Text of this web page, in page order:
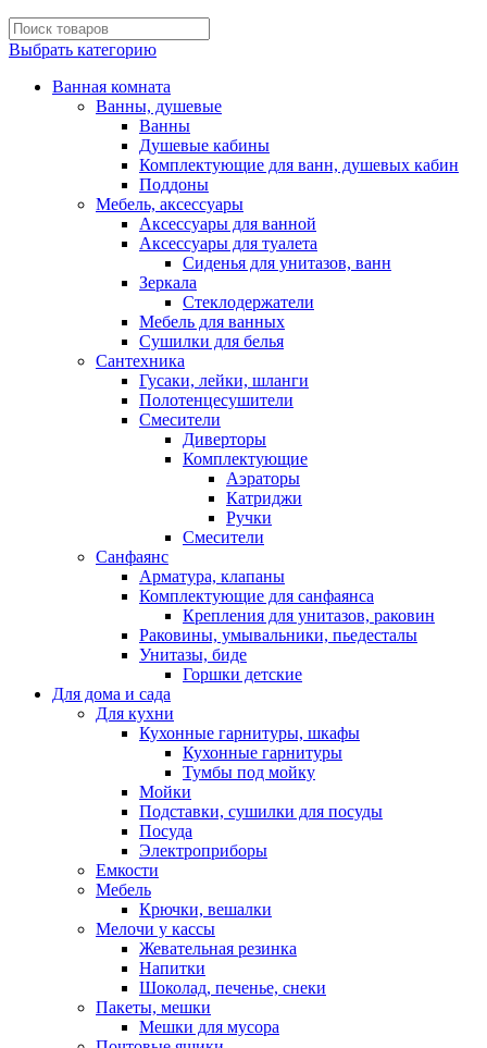
Выбрать категорию
Ванная комната
Ванны, душевые
Ванны
Душевые кабины
Комплектующие для ванн, душевых кабин
Поддоны
Мебель, аксессуары
Аксессуары для ванной
Аксессуары для туалета
Сиденья для унитазов, ванн
Зеркала
Стеклодержатели
Мебель для ванных
Сушилки для белья
Сантехника
Гусаки, лейки, шланги
Полотенцесушители
Смесители
Диверторы
Комплектующие
Аэраторы
Катриджи
Ручки
Смесители
Санфаянс
Арматура, клапаны
Комплектующие для санфаянса
Крепления для унитазов, раковин
Раковины, умывальники, пьедесталы
Унитазы, биде
Горшки детские
Для дома и сада
Для кухни
Кухонные гарнитуры, шкафы
Кухонные гарнитуры
Тумбы под мойку
Мойки
Подставки, сушилки для посуды
Посуда
Электроприборы
Емкости
Мебель
Крючки, вешалки
Мелочи у кассы
Жевательная резинка
Напитки
Шоколад, печенье, снеки
Пакеты, мешки
Мешки для мусора